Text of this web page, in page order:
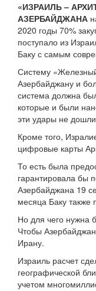
«ИЗРАИЛЬ –
АЗЕРБАЙДЖАНА
2020 годы 70%
поступало из
Баку с самым
Систему
Азербайджану и
система должна
которые и были
эти удары не
Кроме того,
цифровые карты
То есть была
гарантировала бы
Азербайджана 19
месяца Баку также
Но для чего нужна
Чтобы
Ирану.
Израиль расчет
географической
учетом